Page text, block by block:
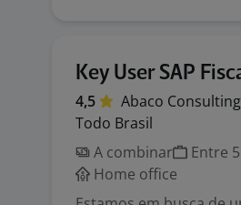
Key User SAP
4,5 Abaco Consulting
Todo Brasil
A combinar
Entre
Home office